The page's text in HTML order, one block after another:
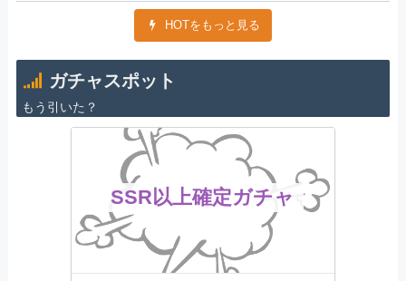
HOTをもっと見る
ガチャスポット
もう引いた？
SSR以上確定ガチャ